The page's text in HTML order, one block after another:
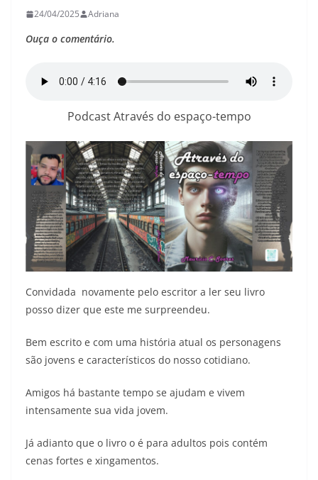
24/04/2025 Adriana
Ouça o comentário.
Podcast Através do espaço-tempo
Convidada novamente pelo escritor a ler seu livro
posso dizer que este me surpreendeu.
Bem escrito e com uma história atual os personagens
são jovens e característicos do nosso cotidiano.
Amigos há bastante tempo se ajudam e vivem
intensamente sua vida jovem.
Já adianto que o livro o é para adultos pois contém
cenas fortes e xingamentos.